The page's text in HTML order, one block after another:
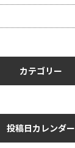
カテゴリー
投稿日カレンダー